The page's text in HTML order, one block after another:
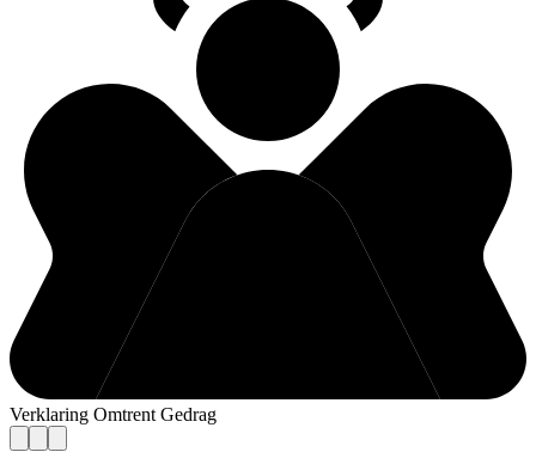
Verklaring Omtrent Gedrag